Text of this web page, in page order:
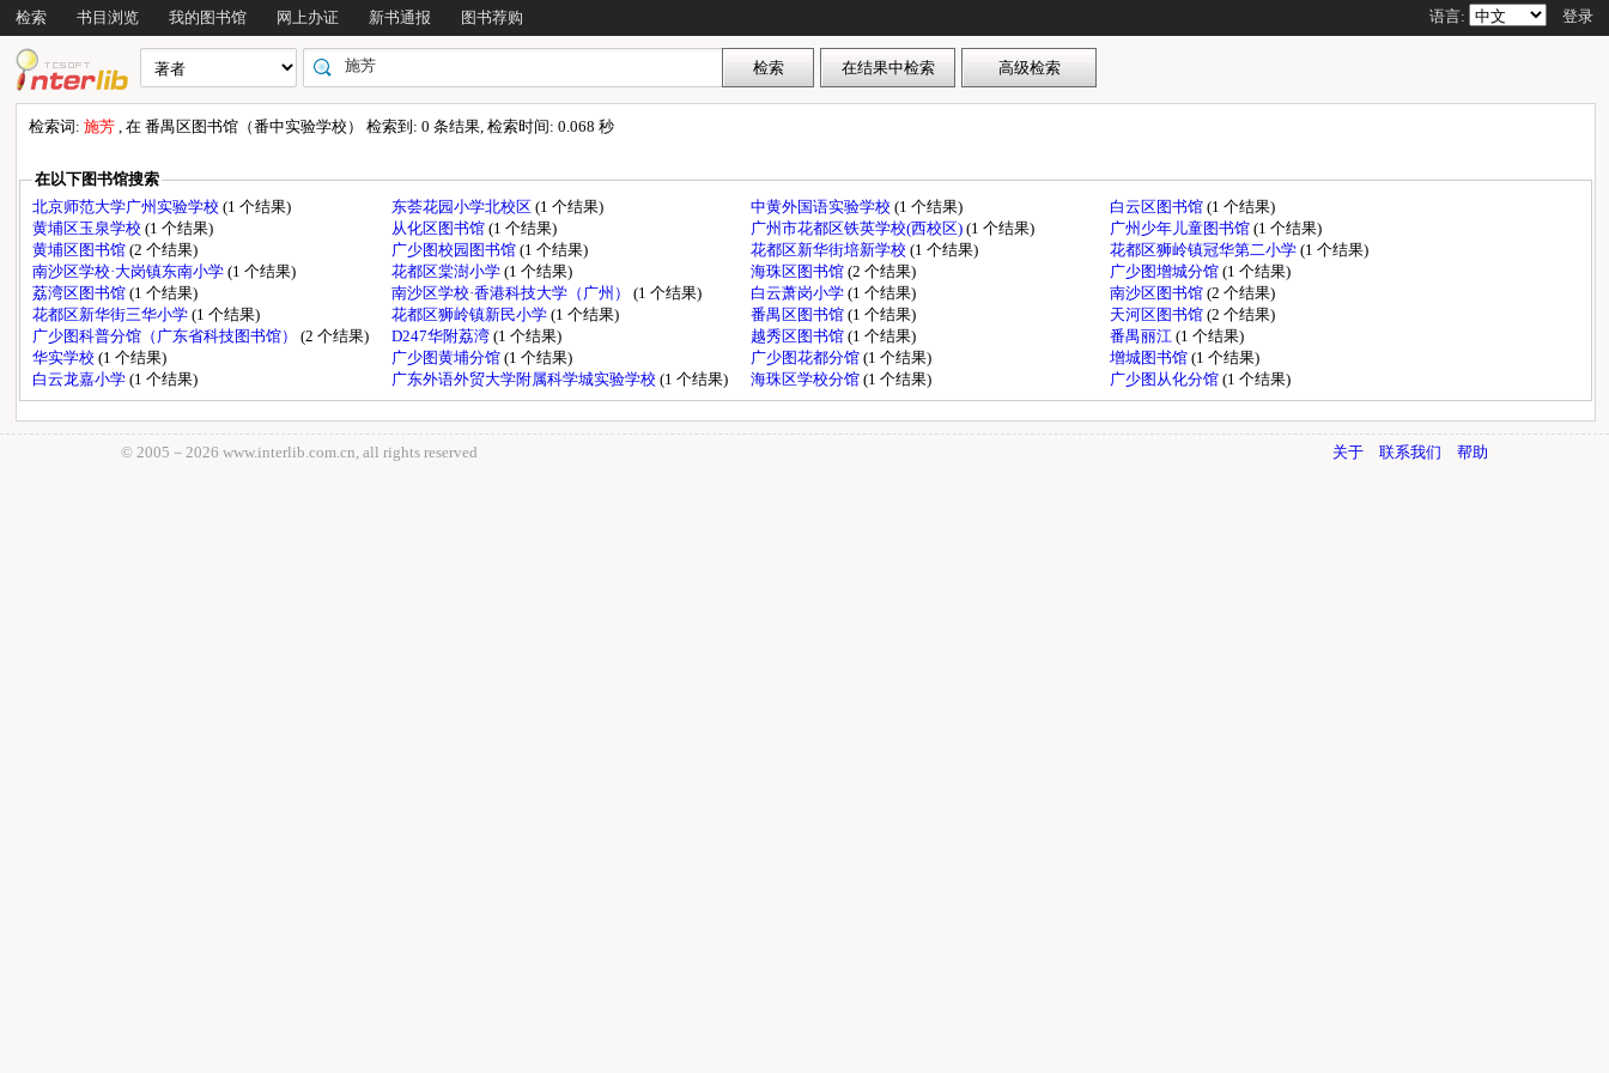
检索 书目浏览 我的图书馆 网上办证 新书通报 图书荐购 语言: 登录
检索词:施芳, 在 番禺区图书馆（番中实验学校） 检索到: 0 条结果, 检索时间: 0.068 秒
在以下图书馆搜索
北京师范大学广州实验学校(1 个结果) 东荟花园小学北校区(1 个结果) 中黄外国语实验学校(1 个结果) 白云区图书馆(1 个结果)
黄埔区玉泉学校(1 个结果) 从化区图书馆(1 个结果) 广州市花都区铁英学校(西校区)(1 个结果) 广州少年儿童图书馆(1 个结果)
黄埔区图书馆(2 个结果) 广少图校园图书馆(1 个结果) 花都区新华街培新学校(1 个结果) 花都区狮岭镇冠华第二小学(1 个结果)
南沙区学校·大岗镇东南小学(1 个结果) 花都区棠澍小学(1 个结果) 海珠区图书馆(2 个结果) 广少图增城分馆(1 个结果)
荔湾区图书馆(1 个结果) 南沙区学校·香港科技大学（广州）(1 个结果) 白云萧岗小学(1 个结果) 南沙区图书馆(2 个结果)
花都区新华街三华小学(1 个结果) 花都区狮岭镇新民小学(1 个结果) 番禺区图书馆(1 个结果) 天河区图书馆(2 个结果)
广少图科普分馆（广东省科技图书馆）(2 个结果) D247华附荔湾(1 个结果) 越秀区图书馆(1 个结果) 番禺丽江(1 个结果)
华实学校(1 个结果) 广少图黄埔分馆(1 个结果) 广少图花都分馆(1 个结果) 增城图书馆(1 个结果)
白云龙嘉小学(1 个结果) 广东外语外贸大学附属科学城实验学校(1 个结果) 海珠区学校分馆(1 个结果) 广少图从化分馆(1 个结果)
© 2005－ 2026 www.interlib.com.cn, all rights reserved 关于 联系我们 帮助